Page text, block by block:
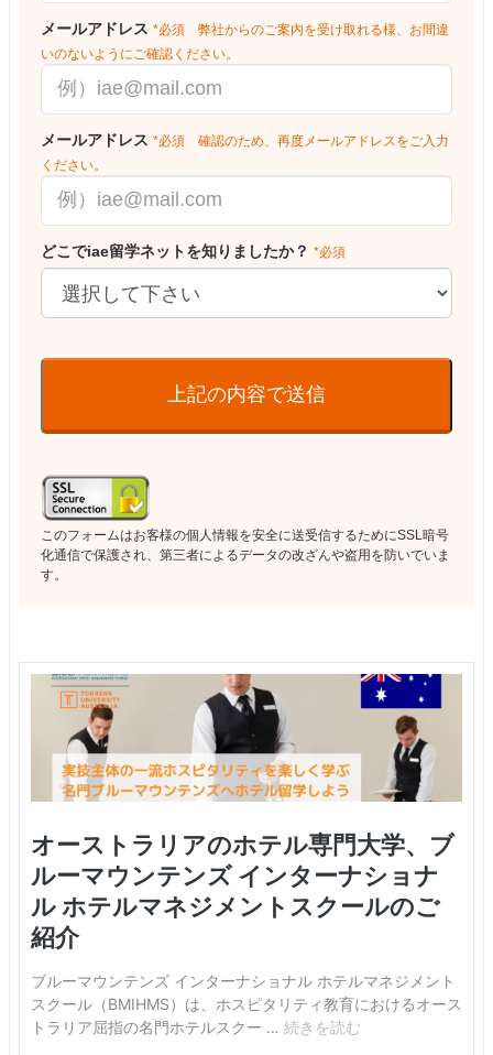
メールアドレス *必須 弊社からのご案内を受け取れる様、お間違
いのないようにご確認ください。
メールアドレス *必須 確認のため、再度メールアドレスをご入力
ください。
どこでiae留学ネットを知りましたか？ *必須
上記の内容で送信
このフォームはお客様の個人情報を安全に送受信するためにSSL暗号
化通信で保護され、第三者によるデータの改ざんや盗用を防いでいま
す。